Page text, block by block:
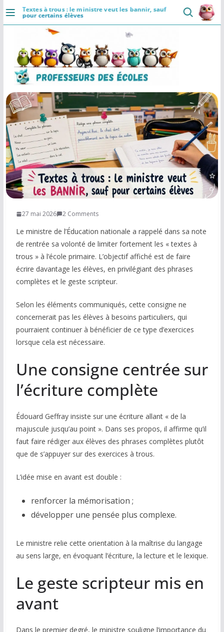
DÉCOUVRIR
Accueil
Se connecter
Actualités
VIE PROFESSIONNELLE
Ressources
Agenda
CRPE
Lectures de livres
Mouvement
COMMUNAUTÉ
Forum
Réseaux sociaux
Petites annonces
AUTRE
Boutique
Humour
Textes à trous : le ministre veut les bannir, sauf
pour certains élèves
Passer
27 mai 2026 2 Comments
Le ministre de l’Éducation nationale a rappelé dans sa note
de rentrée sa volonté de limiter fortement les « textes à
trous » à l’école primaire. L’objectif affiché est de faire
écrire davantage les élèves, en privilégiant des phrases
complètes et le geste scripteur.
Selon les éléments communiqués, cette consigne ne
concernerait pas les élèves à besoins particuliers, qui
pourraient continuer à bénéficier de ce type d’exercices
lorsque cela est nécessaire.
Une consigne centrée sur
l’écriture complète
Édouard Geffray insiste sur une écriture allant « de la
majuscule jusqu’au point ». Dans ses propos, il affirme qu’il
faut faire rédiger aux élèves des phrases complètes plutôt
que de s’appuyer sur des exercices à trous.
L’idée mise en avant est double :
renforcer la mémorisation ;
développer une pensée plus complexe.
Le ministre relie cette orientation à la maîtrise du langage
au sens large, en évoquant l’écriture, la lecture et le lexique.
Le geste scripteur mis en
avant
Dans le premier degré, le ministre souligne l’importance du
Professeurs des Ecoles 5.0
Communaute Ressources Rapide
Installer